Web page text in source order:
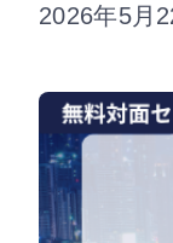
2026年5月